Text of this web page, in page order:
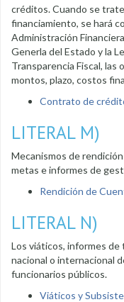
créditos. Cuando se
financiamiento, se hará
Administración
Generla del Estado y la
Transparencia Fiscal,
montos, plazo, costos
Contrato de
LITERAL M)
Mecanismos de
metas e informes de
Rendición de
LITERAL N)
Los viáticos, informes
nacional o internacional
funcionarios públicos.
Viáticos y